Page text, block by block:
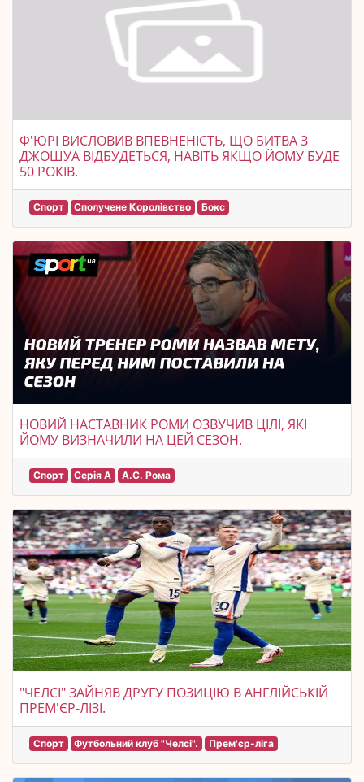
Ф'ЮРІ ВИСЛОВИВ ВПЕВНЕНІСТЬ, ЩО БИТВА З
ДЖОШУА ВІДБУДЕТЬСЯ, НАВІТЬ ЯКЩО ЙОМУ БУДЕ
50 РОКІВ.
Спорт Сполучене Королівство Бокс
НОВИЙ НАСТАВНИК РОМИ ОЗВУЧИВ ЦІЛІ, ЯКІ
ЙОМУ ВИЗНАЧИЛИ НА ЦЕЙ СЕЗОН.
Спорт Серія A А.С. Рома
"ЧЕЛСІ" ЗАЙНЯВ ДРУГУ ПОЗИЦІЮ В АНГЛІЙСЬКІЙ
ПРЕМ'ЄР-ЛІЗІ.
Спорт Футбольний клуб "Челсі". Прем'єр-ліга